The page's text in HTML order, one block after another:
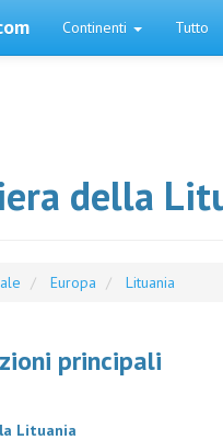
Continenti Tutto
della
Europa Lituania
principali
Lituania